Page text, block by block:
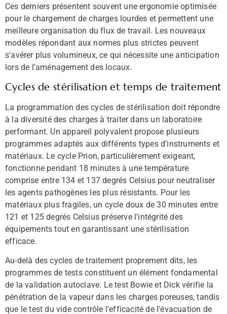
Ces derniers présentent souvent une ergonomie optimisée
pour le chargement de charges lourdes et permettent une
meilleure organisation du flux de travail. Les nouveaux
modèles répondant aux normes plus strictes peuvent
s'avérer plus volumineux, ce qui nécessite une anticipation
lors de l'aménagement des locaux.
Cycles de stérilisation et temps de traitement
La programmation des cycles de stérilisation doit répondre
à la diversité des charges à traiter dans un laboratoire
performant. Un appareil polyvalent propose plusieurs
programmes adaptés aux différents types d'instruments et
matériaux. Le cycle Prion, particulièrement exigeant,
fonctionne pendant 18 minutes à une température
comprise entre 134 et 137 degrés Celsius pour neutraliser
les agents pathogènes les plus résistants. Pour les
matériaux plus fragiles, un cycle doux de 30 minutes entre
121 et 125 degrés Celsius préserve l'intégrité des
équipements tout en garantissant une stérilisation
efficace.
Au-delà des cycles de traitement proprement dits, les
programmes de tests constituent un élément fondamental
de la validation autoclave. Le test Bowie et Dick vérifie la
pénétration de la vapeur dans les charges poreuses, tandis
que le test du vide contrôle l'efficacité de l'évacuation de